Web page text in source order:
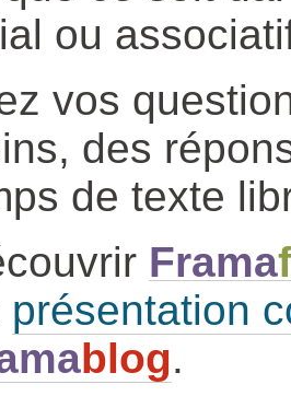
ou
vos
des
de texte
Frama
présentation
blog.